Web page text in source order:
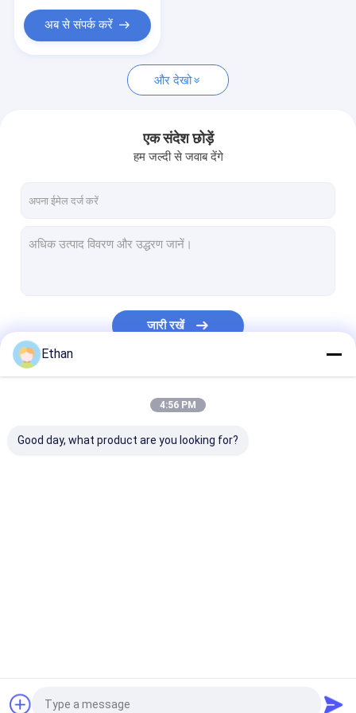
उत्पाद के सामान और उपभोग्य सामग्रियां
अब से संपर्क करें
और देखो
एक संदेश छोड़ें
हम जल्दी से जवाब देंगे
जारी रखें
Ethan
4:56 PM
Good day, what product are you looking for?